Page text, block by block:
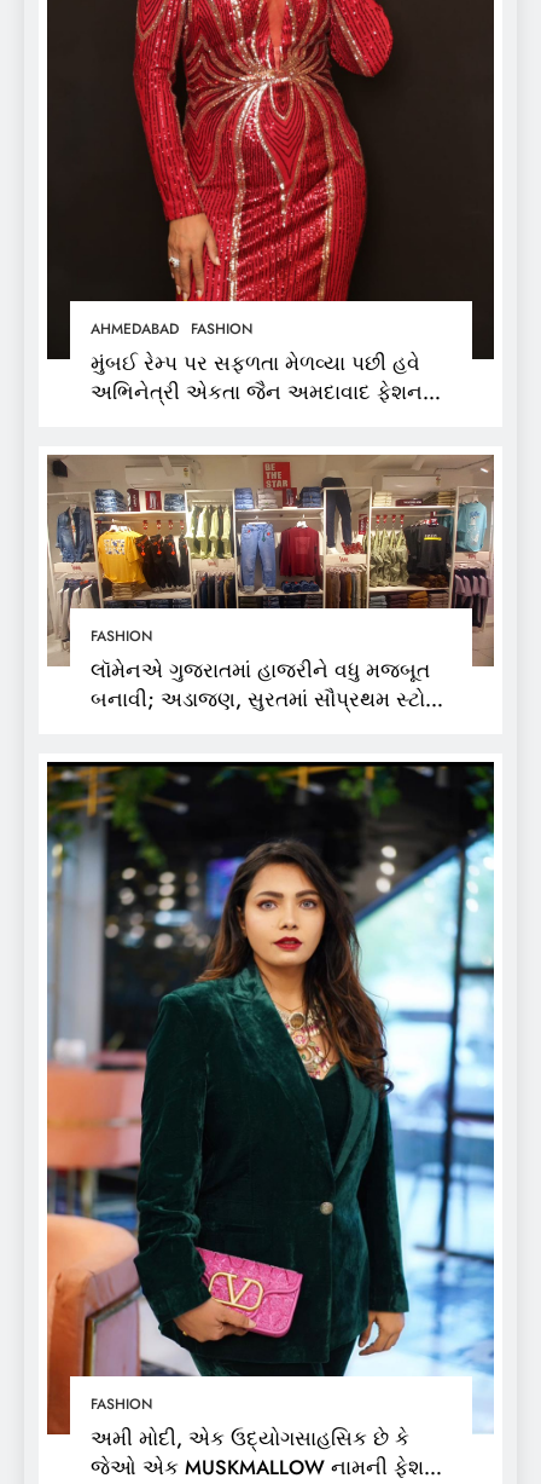
AHMEDABAD FASHION
મુંબઈ રેમ્પ પર સફળતા મેળવ્યા પછી હવે
અભિનેત્રી એકતા જૈન અમદાવાદ ફેશન
FASHION
લૉમેનએ ગુજરાતમાં હાજરીને વધુ મજબૂત
બનાવી; અડાજણ, સુરતમાં સૌપ્રથમ સ્ટોર
FASHION
અમી મોદી, એક ઉદ્યોગસાહસિક છે કે
જેઓ એક MUSKMALLOW નામની ફેશન